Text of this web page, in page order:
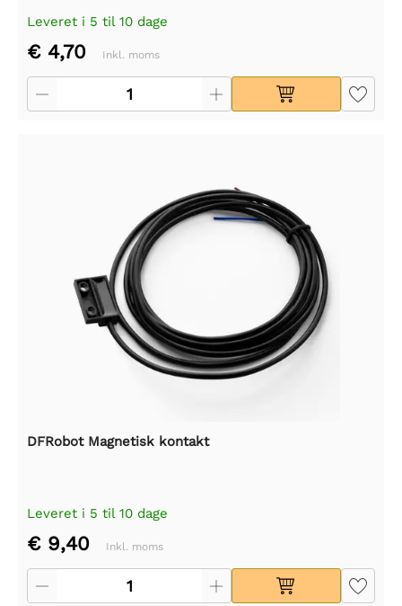
Leveret i 5 til 10 dage
€ 4,70 Inkl. moms
DFRobot Magnetisk kontakt
Leveret i 5 til 10 dage
€ 9,40 Inkl. moms